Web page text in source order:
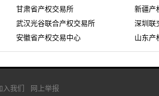
甘肃省产权交易所
武汉光谷联合产权交易所
安徽省产权交易中心
新疆产
深圳联
山东产
入我们 网上举报